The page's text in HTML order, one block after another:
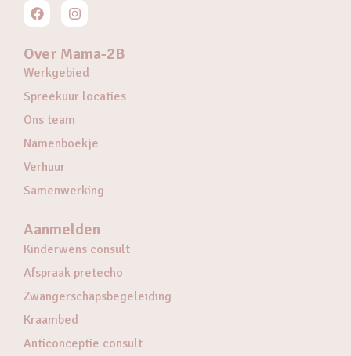
Over Mama-2B
Werkgebied
Spreekuur locaties
Ons team
Namenboekje
Verhuur
Samenwerking
Aanmelden
Kinderwens consult
Afspraak pretecho
Zwangerschapsbegeleiding
Kraambed
Anticonceptie consult